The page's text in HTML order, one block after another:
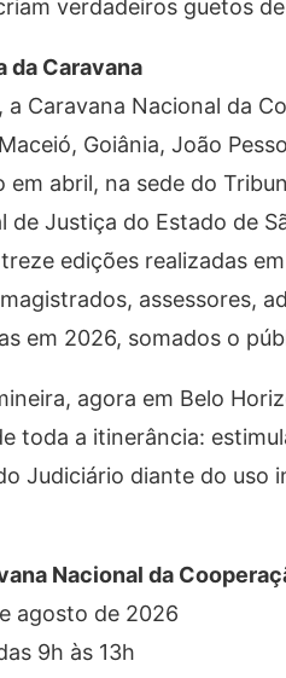
verdadeiros guetos
da Caravana
a Caravana Nacional da
Goiânia, João
em abril, na sede do
de Justiça do Estado de
edições realizadas
assessores,
em 2026, somados o
agora em Belo
toda a itinerância:
Judiciário diante do uso
Nacional da
agosto de 2026
9h às 13h